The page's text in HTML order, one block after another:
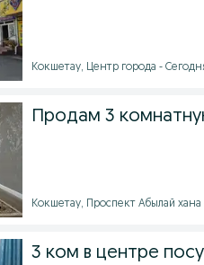
Кокшетау, Центр города -
Продам 3
Кокшетау, Проспект Абылай хана
3 ком в центре